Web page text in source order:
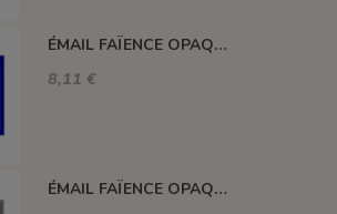
ÉMAIL FAÏENCE OPAQUE SANS PLOMB MAT BLEU FONCÉ EMSP13
8,11 €
ÉMAIL FAÏENCE OPAQUE SANS PLOMB MAT GRIS MOYEN 1KG EMSP16LL